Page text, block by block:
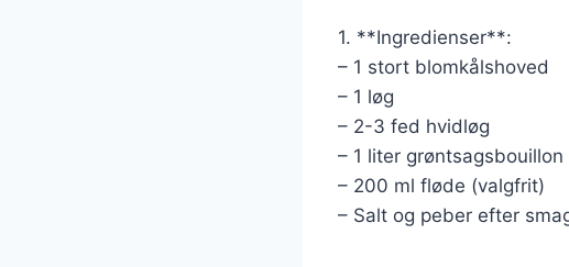
1. **Ingredienser**:
– 1 stort blomkålshoved
– 1 løg
– 2-3 fed hvidløg
– 1 liter grøntsagsbouillon
– 200 ml fløde (valgfrit)
– Salt og peber efter